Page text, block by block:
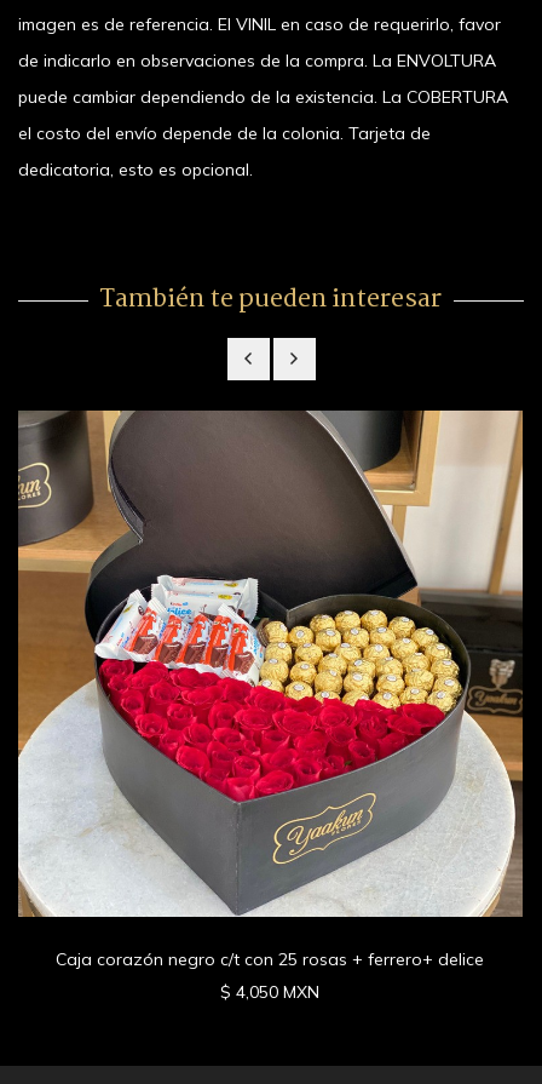
imagen es de referencia. El VINIL en caso de requerirlo, favor
de indicarlo en observaciones de la compra. La ENVOLTURA
puede cambiar dependiendo de la existencia. La COBERTURA
el costo del envío depende de la colonia. Tarjeta de
dedicatoria, esto es opcional.
También te pueden interesar
Caja corazón negro c/t con 25 rosas + ferrero+ delice
$ 4,050 MXN